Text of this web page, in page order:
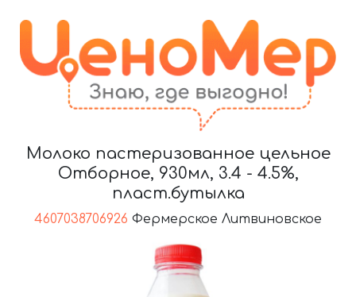
Молоко пастеризованное цельное
Отборное, 930мл, 3.4 - 4.5%,
пласт.бутылка
4607038706926 Фермерское Литвиновское